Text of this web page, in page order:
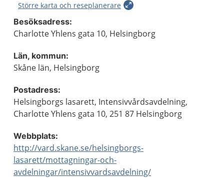
Större karta och reseplanerare
Besöksadress:
Charlotte Yhlens gata 10, Helsingborg
Län, kommun:
Skåne län, Helsingborg
Postadress:
Helsingborgs lasarett, Intensivvårdsavdelning,
Charlotte Yhlens gata 10, 251 87 Helsingborg
Webbplats:
http://vard.skane.se/helsingborgs-
lasarett/mottagningar-och-
avdelningar/intensivvardsavdelning/